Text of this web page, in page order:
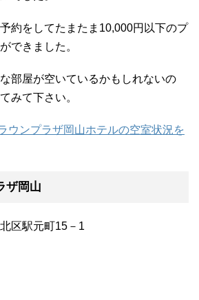
約をしてたまたま10,000円以下のプ
できました。
部屋が空いているかもしれないの
みて下さい。
ウンプラザ岡山ホテルの空室状況を
ザ岡山
区駅元町15－1